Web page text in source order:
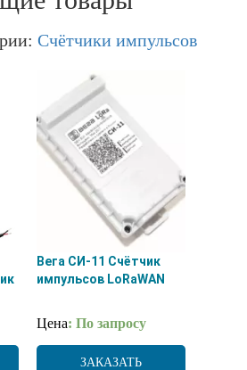
Счётчики импульсов
Вега СИ-11 Счётчик
импульсов LoRaWAN
Цена: По запросу
ЗАКАЗАТЬ